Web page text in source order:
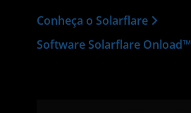
Conheça o Solarflare
Software Solarflare Onload™